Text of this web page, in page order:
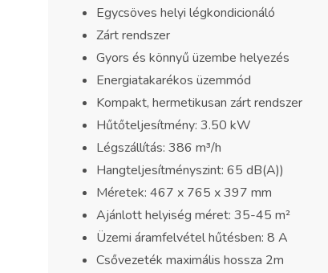
Egycsöves helyi légkondicionáló
Zárt rendszer
Gyors és könnyű üzembe helyezés
Energiatakarékos üzemmód
Kompakt, hermetikusan zárt rendszer
Hűtőteljesítmény: 3.50 kW
Légszállítás: 386 m³/h
Hangteljesítményszint: 65 dB(A))
Méretek: 467 x 765 x 397 mm
Ajánlott helyiség méret: 35-45 m²
Üzemi áramfelvétel hűtésben: 8 A
Csővezeték maximális hossza 2m